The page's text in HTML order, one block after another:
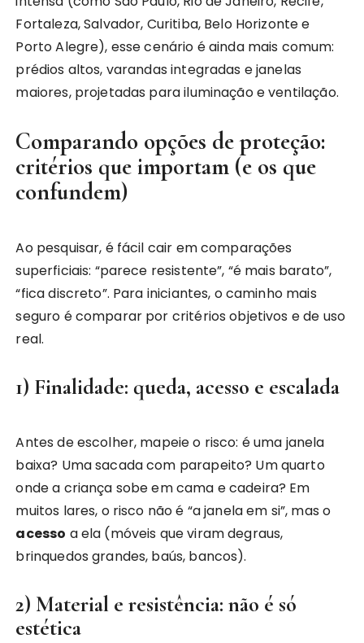
Fortaleza, Salvador, Curitiba, Belo Horizonte e
Porto Alegre), esse cenário é ainda mais comum:
prédios altos, varandas integradas e janelas
maiores, projetadas para iluminação e ventilação.
Comparando opções de proteção:
critérios que importam (e os que
confundem)
Ao pesquisar, é fácil cair em comparações
superficiais: “parece resistente”, “é mais barato”,
“fica discreto”. Para iniciantes, o caminho mais
seguro é comparar por critérios objetivos e de uso
real.
1) Finalidade: queda, acesso e escalada
Antes de escolher, mapeie o risco: é uma janela
baixa? Uma sacada com parapeito? Um quarto
onde a criança sobe em cama e cadeira? Em
muitos lares, o risco não é “a janela em si”, mas o
acesso a ela (móveis que viram degraus,
brinquedos grandes, baús, bancos).
2) Material e resistência: não é só
estética